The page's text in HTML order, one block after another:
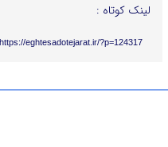
لینک کوتاه :
https://eghtesadotejarat.ir/?p=124317